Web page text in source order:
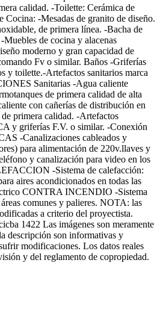
calidad. -Toilette: Cerámica de
Cocina: -Mesadas de granito de diseño.
de primera línea. -Bacha de
de cocina y alacenas
moderno y gran capacidad de
Fv o similar. Baños -Griferías
y toilette.-Artefactos sanitarios marca
Sanitarias -Agua caliente
de primera calidad de alta
con cañerías de distribución en
primera calidad. -Artefactos
y griferías F.V. o similar. -Conexión
-Canalizaciones cableados y
para alimentación de 220v.llaves y
y canalización para video en los
-Sistema de calefacción:
aires acondicionados en todas las
CONTRA INCENDIO -Sistema
comunes y palieres. NOTA: las
a criterio del proyectista.
1422 Las imágenes son meramente
descripción son informativas y
modificaciones. Los datos reales
y del reglamento de copropiedad.